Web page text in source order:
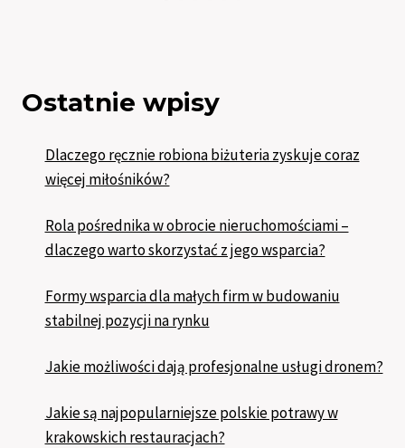
Ostatnie wpisy
Dlaczego ręcznie robiona biżuteria zyskuje coraz
więcej miłośników?
Rola pośrednika w obrocie nieruchomościami –
dlaczego warto skorzystać z jego wsparcia?
Formy wsparcia dla małych firm w budowaniu
stabilnej pozycji na rynku
Jakie możliwości dają profesjonalne usługi dronem?
Jakie są najpopularniejsze polskie potrawy w
krakowskich restauracjach?